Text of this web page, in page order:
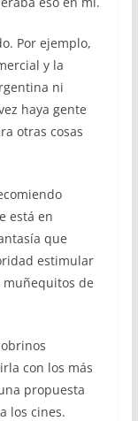
Por ejemplo,
y la
ni
haya gente
otras cosas
está en
que
estimular
de
con los más
propuesta
los cines.